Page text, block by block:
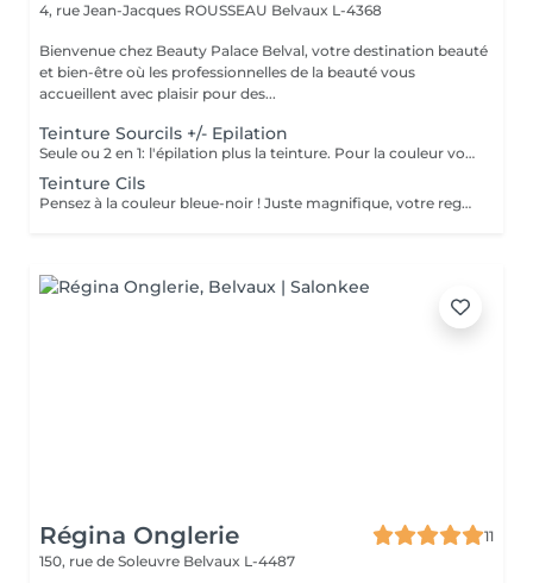
4, rue Jean-Jacques ROUSSEAU Belvaux L-4368
Bienvenue chez Beauty Palace Belval, votre destination beauté
et bien-être où les professionnelles de la beauté vous
accueillent avec plaisir pour des...
Teinture Sourcils +/- Epilation
Seule ou 2 en 1: l'épilation plus la teinture. Pour la couleur votre institut est au TOP! Car comme chez le coiffeur, nous avons une très grande palette de couleur du blond, brun et noir classique jusqu'au roux, même rouge! Wouah c'est trop bien! Une teinture sourcils permet d'intensifier le regard en colorant les poils de manière semi-permanente. les 24-48 premières heures sont cruciales pour fixer la couleur. Pour un résultat optimal et bonne tenue, voici les recommandations après la prestation. -Evitez l'eau, la vapeur et l'humidité (pas de douche chaude, sauna, piscine, transpiration excessive) -Ne frottez pas vos sourcils et évitez les cotons ou lingettes qui pourraient enlever la teinture -Evitez les produits gras (huile, crème, démaquillant bi-phasé) qui peuvent accélérer la décoloration -Ne faites pas d'exfoliation ou de soins agressifs sur la zone pendant quelques jours -Protégez vos sourcils du soleil pour éviter que la couleur ne s'éclaircisse trop vite -Hydratez avec une huile légère (ricin ou jojoba) après 48h pour nourrir les poils sans altérer la couleur
Teinture Cils
Pensez à la couleur bleue-noir ! Juste magnifique, votre regard sera plus profond et lumineux. Une teinture cils permet d'intensifier le regard en colorant les poils de manière semi-permanente. les 24-48 premières heures sont cruciales pour fixer la couleur. Pour un résultat optimal et bonne tenue, voici les recommandations après la prestation. -Evitez l'eau, la vapeur et l'humidité (pas de douche chaude, sauna, piscine, transpiration excessive) -Ne frottez pas vos cils et évitez les cotons ou lingettes qui pourraient enlever la teinture -Evitez les produits gras (huile, crème, démaquillant bi-phasé) qui peuvent accélérer la décoloration -Protégez vos cils du soleil pour éviter que la couleur ne s'éclaircisse trop vite -Hydratez avec une huile légère (ricin ou jojoba) après 48h pour nourrir les poils sans altérer la couleur En respectant ces recommandation, la teinture tiendra environ 3 à 6 semaines selon votre type de peau et votre routine.
Régina Onglerie
11
150, rue de Soleuvre Belvaux L-4487